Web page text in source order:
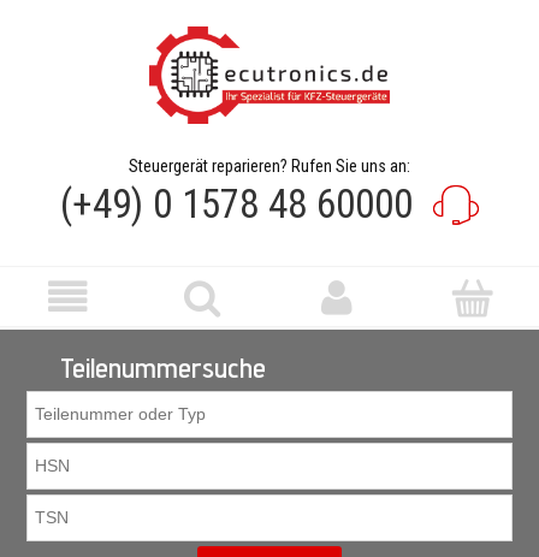
Steuergerät reparieren? Rufen Sie uns an:
(+49) 0 1578 48 60000
Teilenummersuche